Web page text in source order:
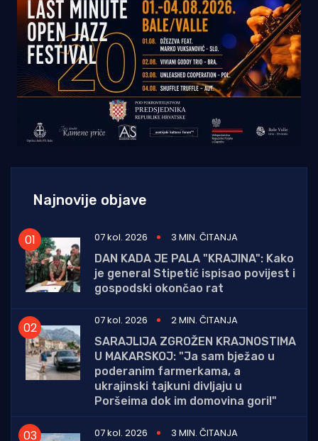
Najnovije objave
07 kol. 2026
3 MIN. ČITANJA
DAN KADA JE PALA "KRAJINA": Kako
je general Stipetić ispisao povijest i
gospodski okončao rat
07 kol. 2026
2 MIN. ČITANJA
SARAJLIJA ZGROŽEN KRAJNOSTIMA
U MAKARSKOJ: "Ja sam bježao u
poderanim farmerkama, a
ukrajinski tajkuni divljaju u
Poršeima dok im domovina gori!"
07 kol. 2026
3 MIN. ČITANJA